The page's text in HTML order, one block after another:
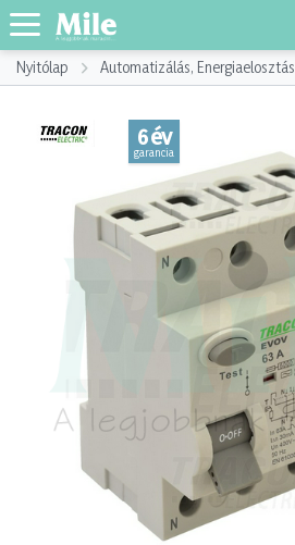
Nyitólap Automatizálás, Energiaelosztás
6 év
garancia